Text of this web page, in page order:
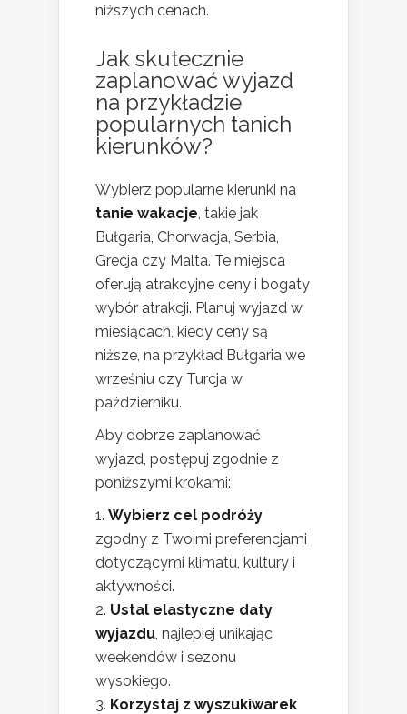
niższych cenach.
Jak skutecznie
zaplanować wyjazd
na przykładzie
popularnych tanich
kierunków?
Wybierz popularne kierunki na
tanie wakacje , takie jak
Bułgaria, Chorwacja, Serbia,
Grecja czy Malta. Te miejsca
oferują atrakcyjne ceny i bogaty
wybór atrakcji. Planuj wyjazd w
miesiącach, kiedy ceny są
niższe, na przykład Bułgaria we
wrześniu czy Turcja w
październiku.
Aby dobrze zaplanować
wyjazd, postępuj zgodnie z
poniższymi krokami:
Wybierz cel podróży
zgodny z Twoimi preferencjami
dotyczącymi klimatu, kultury i
aktywności.
Ustal elastyczne daty
wyjazdu , najlepiej unikając
weekendów i sezonu
wysokiego.
Korzystaj z wyszukiwarek